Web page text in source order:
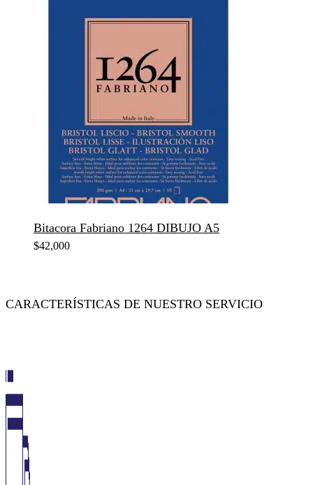
Bitacora Fabriano 1264 DIBUJO A5
$42,000
CARACTERÍSTICAS DE NUESTRO SERVICIO